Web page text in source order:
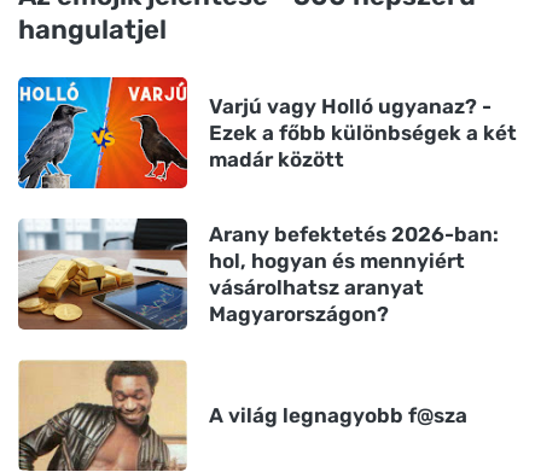
hangulatjel
Varjú vagy Holló ugyanaz? -
Ezek a főbb különbségek a két
madár között
Arany befektetés 2026-ban:
hol, hogyan és mennyiért
vásárolhatsz aranyat
Magyarországon?
A világ legnagyobb f@sza